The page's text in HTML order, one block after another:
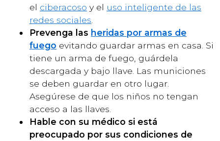
el ciberacoso y el uso inteligente de las
redes sociales
Prevenga las heridas por armas de
fuego evitando guardar armas en casa. Si
tiene un arma de fuego, guárdela
descargada y bajo llave. Las municiones
se deben guardar en otro lugar.
Asegúrese de que los niños no tengan
acceso a las llaves.
Hable con su médico si está
preocupado por sus condiciones de